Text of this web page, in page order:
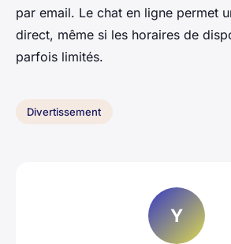
par email. Le chat en ligne permet
direct, même si les horaires de
parfois limités.
Divertissement
Y